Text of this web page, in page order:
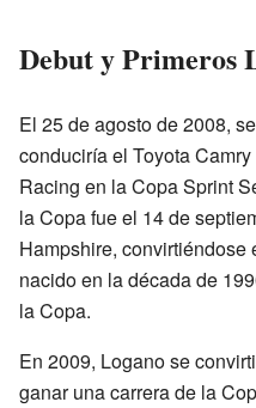
Debut y Primeros
El 25 de agosto de 2008,
conduciría el Toyota
Racing en la Copa Sprint
la Copa fue el 14 de
Hampshire,
nacido en la década de
la Copa.
En 2009, Logano se
ganar una carrera de la